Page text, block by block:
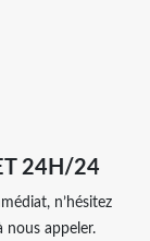
24H/24
n’hésitez
nous appeler.